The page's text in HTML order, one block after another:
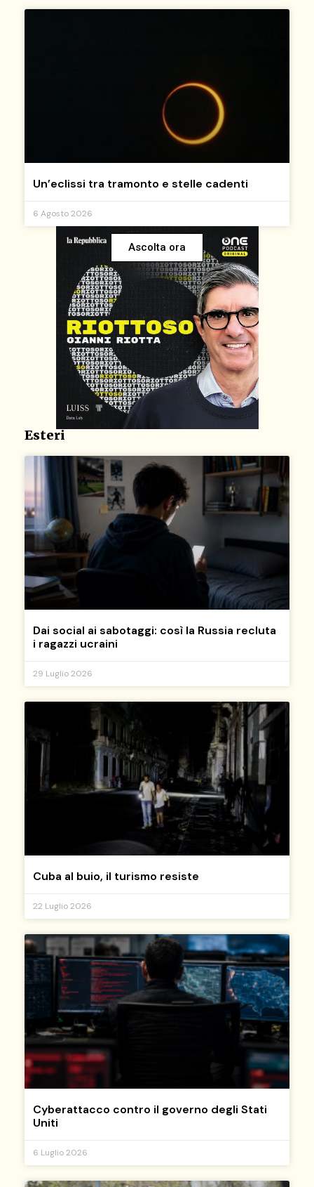
Un’eclissi tra tramonto e stelle cadenti
6 Agosto 2026
Ascolta ora
Esteri
Dai social ai sabotaggi: così la Russia recluta
i ragazzi ucraini
29 Luglio 2026
Cuba al buio, il turismo resiste
22 Luglio 2026
Cyberattacco contro il governo degli Stati
Uniti
6 Luglio 2026